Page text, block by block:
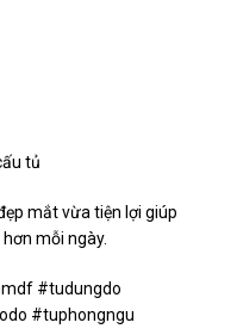
tủ
mắt vừa tiện lợi giúp
mỗi ngày.
#tudungdo
#tuphongngu